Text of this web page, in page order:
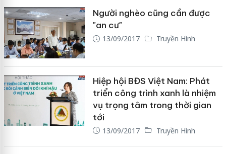
Người nghèo cũng cần được
"an cư"
13/09/2017 Truyền Hình
Hiệp hội BĐS Việt Nam: Phát
triển công trình xanh là nhiệm
vụ trọng tâm trong thời gian
tới
13/09/2017 Truyền Hình